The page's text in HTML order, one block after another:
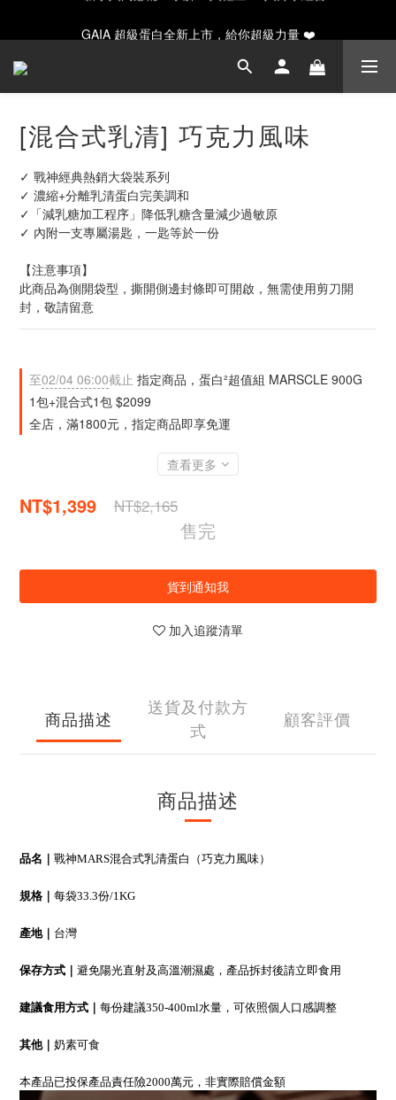
✨ 新手入門必備！水解20入輕量/30入月享組合
[混合式乳清] 巧克力風味
✓ 戰神經典熱銷大袋裝系列
✓ 濃縮+分離乳清蛋白完美調和
✓「減乳糖加工程序」降低乳糖含量減少過敏原
✓ 內附一支專屬湯匙，一匙等於一份
【注意事項】
此商品為側開袋型，撕開側邊封條即可開啟，無需使用剪刀開
封，敬請留意
至02/04 06:00截止 指定商品，蛋白²超值組 MARSCLE 900G
1包+混合式1包 $2099
全店，滿1800元，指定商品即享免運
查看更多
NT$1,399 NT$2,165
售完
貨到通知我
加入追蹤清單
商品描述
送貨及付款方
式
顧客評價
商品描述
品名｜ 戰神MARS混合式乳清蛋白（巧克力風味）
規格｜ 每袋33.3份/1KG
產地｜ 台灣
保存方式｜ 避免陽光直射及高溫潮濕處，產品拆封後請立即食用
建議食用方式｜ 每份建議350-400ml水量，可依照個人口感調整
其他｜ 奶素可食
本產品已投保產品責任險2000萬元，非實際賠償金額